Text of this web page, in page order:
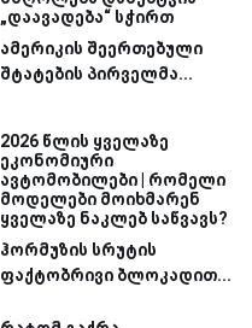
„დაავადება“ სჭირთ
ამერიკის შეერთებული
შტატების პირველმა...
2026 წლის ყველაზე
ეკონომიური
ავტომობილები | რომელი
მოდელები მოიხმარენ
ყველაზე ნაკლებ საწვავს?
ჰორმუზის სრუტის
ფაქტობრივი ბლოკადით...